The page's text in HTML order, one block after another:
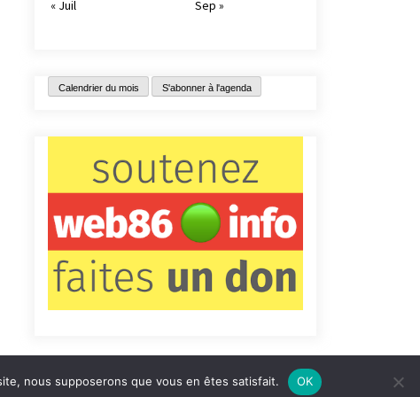
« Juil
Sep »
Calendrier du mois S'abonner à l'agenda
Contact Qui sommes-nous ? Informations légales
nous supposerons que vous en êtes satisfait. OK